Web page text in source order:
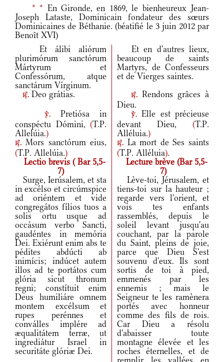
* * En Gironde, en 1869, le bienheureux Jean-
Joseph Lataste, Dominicain fondateur des sœurs
Dominicaines de Béthanie. (béatifié le 3 juin 2012 par
Benoît XVI)
Et álibi aliórum
plurimórum sanctórum
Mártyrum et
Confessórum, atque
sanctárum Vírginum.
Et en d'autres lieux,
beaucoup de saints
Martyrs, de Confesseurs
et de Vierges saintes.
r. Deo grátias. r.Rendons grâces à
Dieu.
v.
Pretiósa in
conspéctu Dómini, (T.P.
Allelúia.)
r. Mors sanctórum eius,
(T.P. Allelúia.)
v. Elle est précieuse
devant Dieu, (T.P.
Alléluia.)
r. La mort de Ses saints
(T.P. Alléluia).
Lectio brevis ( Bar 5,5-
7)
Lecture brève (Bar 5,5-
7)
Surge, Ierúsalem, et sta
in excélso et circúmspice
ad oriéntem et vide
congregátos fílios tuos a
solis ortu usque ad
occásum verbo Sancti,
gaudéntes in memória
Dei. Exiérunt enim abs te
pédites abdúcti ab
inimícis; indúcet autem
illos ad te portátos cum
glória sicut thronum
regni; constítuit enim
Deus humiliáre omnem
montem excélsum et
rupes perénnes et
conválles implére ad
æqualitátem terræ, ut
ingrediátur Israel in
securitáte glóriæ Dei.
Lève-toi, Jérusalem, et
tiens-toi sur la hauteur ;
regarde vers l'orient, et
vois tes enfants
rassemblés, depuis le
soleil levant jusqu'au
couchant, par la parole
du Saint, pleins de joie,
parce que Dieu S'est
souvenu d'eux. Ils sont
sortis de toi à pied,
emmenés par les
ennemis ; mais le
Seigneur te les ramènera
portés avec honneur
comme des fils de rois.
Car Dieu a résolu
d'abaisser toute
montagne élevée et les
roches éternelles, et de